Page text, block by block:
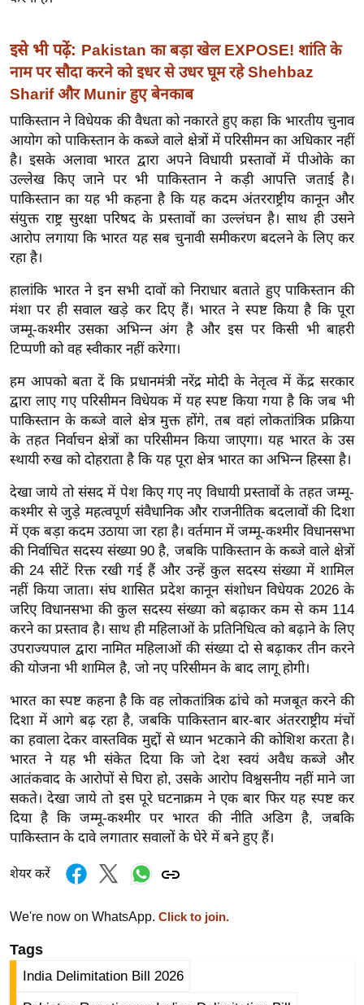
श
ख्सि
य
त
यं
ग
इं
डि
या
सा
हि
त्य
ज
ग
त
टो
व
र्ल्ड
न्यू
ब्री
फ
म
नो
रं
ज
न
ज
ग
त
बॉ
ली
वु
ड
हॉ
ली
ड
ल्म
स
मी
क्षा
इसे भी पढ़ें: Pakistan का बड़ा खेल EXPOSE! शांति के
नाम पर सौदा करने को इधर से उधर घूम रहे Shehbaz
Sharif और Munir हुए बेनकाब
पाकिस्तान ने विधेयक की वैधता को नकारते हुए कहा कि भारतीय चुनाव
आयोग को पाकिस्तान के कब्जे वाले क्षेत्रों में परिसीमन का अधिकार नहीं
है। इसके अलावा भारत द्वारा अपने विधायी प्रस्तावों में पीओके का
उल्लेख किए जाने पर भी पाकिस्तान ने कड़ी आपत्ति जताई है।
पाकिस्तान का यह भी कहना है कि यह कदम अंतरराष्ट्रीय कानून और
संयुक्त राष्ट्र सुरक्षा परिषद के प्रस्तावों का उल्लंघन है। साथ ही उसने
आरोप लगाया कि भारत यह सब चुनावी समीकरण बदलने के लिए कर
रहा है।
हालांकि भारत ने इन सभी दावों को निराधार बताते हुए पाकिस्तान की
मंशा पर ही सवाल खड़े कर दिए हैं। भारत ने स्पष्ट किया है कि पूरा
जम्मू-कश्मीर उसका अभिन्न अंग है और इस पर किसी भी बाहरी
टिप्पणी को वह स्वीकार नहीं करेगा।
हम आपको बता दें कि प्रधानमंत्री नरेंद्र मोदी के नेतृत्व में केंद्र सरकार
द्वारा लाए गए परिसीमन विधेयक में यह स्पष्ट किया गया है कि जब भी
पाकिस्तान के कब्जे वाले क्षेत्र मुक्त होंगे, तब वहां लोकतांत्रिक प्रक्रिया
के तहत निर्वाचन क्षेत्रों का परिसीमन किया जाएगा। यह भारत के उस
स्थायी रुख को दोहराता है कि यह पूरा क्षेत्र भारत का अभिन्न हिस्सा है।
देखा जाये तो संसद में पेश किए गए नए विधायी प्रस्तावों के तहत जम्मू-
कश्मीर से जुड़े महत्वपूर्ण संवैधानिक और राजनीतिक बदलावों की दिशा
में एक बड़ा कदम उठाया जा रहा है। वर्तमान में जम्मू-कश्मीर विधानसभा
की निर्वाचित सदस्य संख्या 90 है, जबकि पाकिस्तान के कब्जे वाले क्षेत्रों
की 24 सीटें रिक्त रखी गई हैं और उन्हें कुल सदस्य संख्या में शामिल
नहीं किया जाता। संघ शासित प्रदेश कानून संशोधन विधेयक 2026 के
जरिए विधानसभा की कुल सदस्य संख्या को बढ़ाकर कम से कम 114
करने का प्रस्ताव है। साथ ही महिलाओं के प्रतिनिधित्व को बढ़ाने के लिए
उपराज्यपाल द्वारा नामित महिलाओं की संख्या दो से बढ़ाकर तीन करने
की योजना भी शामिल है, जो नए परिसीमन के बाद लागू होगी।
भारत का स्पष्ट कहना है कि वह लोकतांत्रिक ढांचे को मजबूत करने की
दिशा में आगे बढ़ रहा है, जबकि पाकिस्तान बार-बार अंतरराष्ट्रीय मंचों
का हवाला देकर वास्तविक मुद्दों से ध्यान भटकाने की कोशिश करता है।
भारत ने यह भी संकेत दिया कि जो देश स्वयं अवैध कब्जे और
आतंकवाद के आरोपों से घिरा हो, उसके आरोप विश्वसनीय नहीं माने जा
सकते। देखा जाये तो इस पूरे घटनाक्रम ने एक बार फिर यह स्पष्ट कर
दिया है कि जम्मू-कश्मीर पर भारत की नीति अडिग है, जबकि
पाकिस्तान के दावे लगातार सवालों के घेरे में बने हुए हैं।
शेयर करें
We're now on WhatsApp. Click to join.
Tags
India Delimitation Bill 2026